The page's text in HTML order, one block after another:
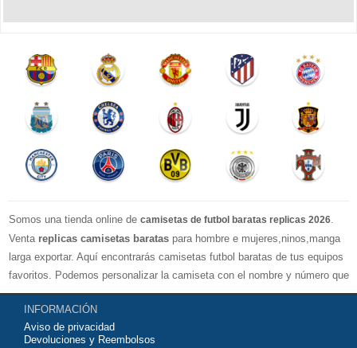
Somos una tienda online de camisetas de futbol baratas replicas 2026.
Venta replicas camisetas baratas para hombre e mujeres,ninos,manga
larga exportar. Aquí encontrarás camisetas futbol baratas de tus equipos
favoritos. Podemos personalizar la camiseta con el nombre y número que
quieras. Nuestrascamisetas de futbol replicasson de máxima calidad
tailandesa por lo que estamos convencidos que quedarás muy satisfecho
con ella. Estas camisetas tienen un tejido transpirable por lo que te
INFORMACIÓN
Aviso de privacidad
Devoluciones y Reembolsos